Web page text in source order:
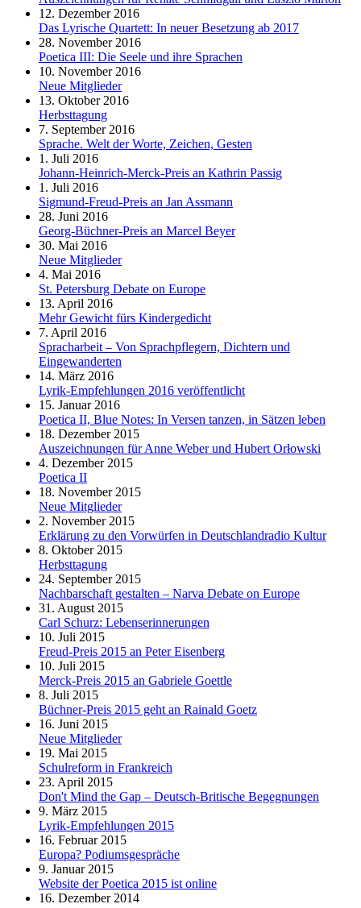
12. Dezember 2016
Das Lyrische Quartett: In neuer Besetzung ab 2017
28. November 2016
Poetica III: Die Seele und ihre Sprachen
10. November 2016
Neue Mitglieder
13. Oktober 2016
Herbsttagung
7. September 2016
Sprache. Welt der Worte, Zeichen, Gesten
1. Juli 2016
Johann-Heinrich-Merck-Preis an Kathrin Passig
1. Juli 2016
Sigmund-Freud-Preis an Jan Assmann
28. Juni 2016
Georg-Büchner-Preis an Marcel Beyer
30. Mai 2016
Neue Mitglieder
4. Mai 2016
St. Petersburg Debate on Europe
13. April 2016
Mehr Gewicht fürs Kindergedicht
7. April 2016
Spracharbeit – Von Sprachpflegern, Dichtern und
Eingewanderten
14. März 2016
Lyrik-Empfehlungen 2016 veröffentlicht
15. Januar 2016
Poetica II, Blue Notes: In Versen tanzen, in Sätzen leben
18. Dezember 2015
Auszeichnungen für Anne Weber und Hubert Orłowski
4. Dezember 2015
Poetica II
18. November 2015
Neue Mitglieder
2. November 2015
Erklärung zu den Vorwürfen in Deutschlandradio Kultur
8. Oktober 2015
Herbsttagung
24. September 2015
Nachbarschaft gestalten – Narva Debate on Europe
31. August 2015
Carl Schurz: Lebenserinnerungen
10. Juli 2015
Freud-Preis 2015 an Peter Eisenberg
10. Juli 2015
Merck-Preis 2015 an Gabriele Goettle
8. Juli 2015
Büchner-Preis 2015 geht an Rainald Goetz
16. Juni 2015
Neue Mitglieder
19. Mai 2015
Schulreform in Frankreich
23. April 2015
Don't Mind the Gap – Deutsch-Britische Begegnungen
9. März 2015
Lyrik-Empfehlungen 2015
16. Februar 2015
Europa? Podiumsgespräche
9. Januar 2015
Website der Poetica 2015 ist online
16. Dezember 2014